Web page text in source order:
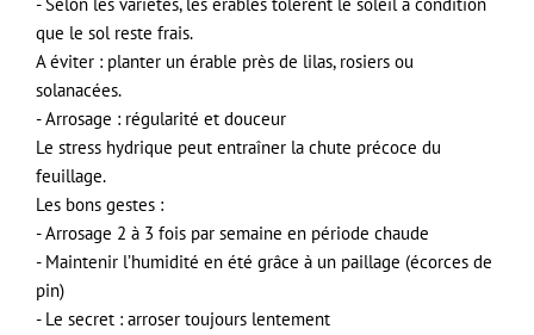
que le sol reste frais.
A éviter : planter un érable près de lilas, rosiers ou
solanacées.
- Arrosage : régularité et douceur
Le stress hydrique peut entraîner la chute précoce du
feuillage.
Les bons gestes :
- Arrosage 2 à 3 fois par semaine en période chaude
- Maintenir l’humidité en été grâce à un paillage (écorces de
pin)
- Le secret : arroser toujours lentement